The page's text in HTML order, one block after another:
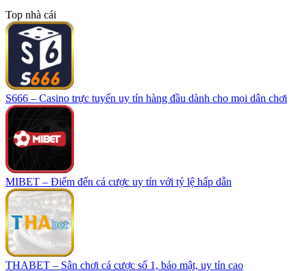
Top nhà cái
S666 – Casino trực tuyến uy tín hàng đầu dành cho mọi dân chơi
MIBET – Điểm đến cá cược uy tín với tỷ lệ hấp dẫn
THABET – Sân chơi cá cược số 1, bảo mật, uy tín cao